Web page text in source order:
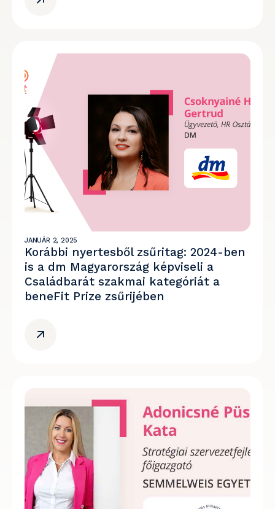
JANUÁR 2, 2025
Korábbi nyertesből zsűritag: 2024-ben
is a dm Magyarország képviseli a
Családbarát szakmai kategóriát a
beneFit Prize zsűrijében